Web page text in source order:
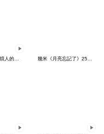
幾米《月亮忘記了》25周年 x 晴天P莉